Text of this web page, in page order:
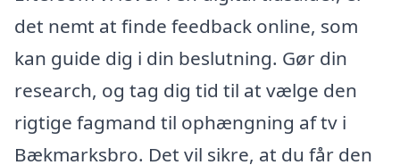
det nemt at finde feedback online, som
kan guide dig i din beslutning. Gør din
research, og tag dig tid til at vælge den
rigtige fagmand til ophængning af tv i
Bækmarksbro. Det vil sikre, at du får den